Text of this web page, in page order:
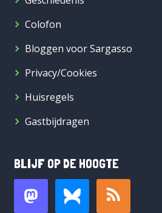
Colofon
Bloggen voor Sargasso
Privacy/Cookies
Huisregels
Gastbijdragen
BLIJF OP DE HOOGTE